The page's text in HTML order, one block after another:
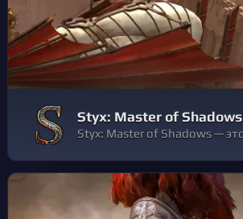
Styx: Master of Shadows